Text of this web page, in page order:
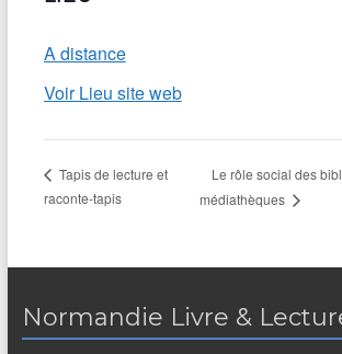
A distance
Voir Lieu site web
Tapis de lecture et
raconte-tapis
Le rôle social des
médiathèques
Normandie Livre &